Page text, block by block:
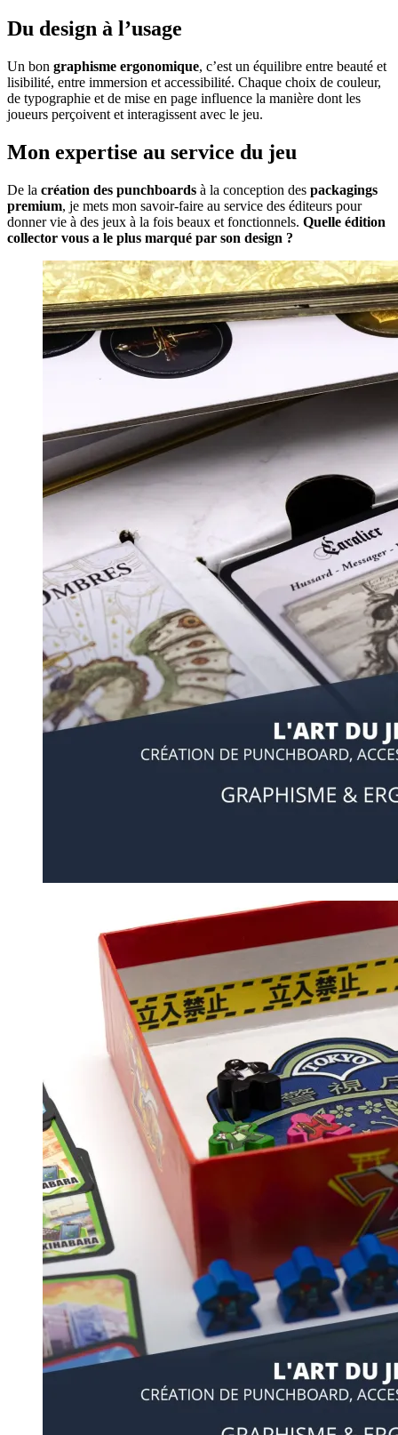
Du design à l’usage
Un bon graphisme ergonomique, c’est un équilibre entre beauté et
lisibilité, entre immersion et accessibilité. Chaque choix de couleur,
de typographie et de mise en page influence la manière dont les
joueurs perçoivent et interagissent avec le jeu.
Mon expertise au service du jeu
De la création des punchboards à la conception des packagings
premium, je mets mon savoir-faire au service des éditeurs pour
donner vie à des jeux à la fois beaux et fonctionnels. Quelle édition
collector vous a le plus marqué par son design ?